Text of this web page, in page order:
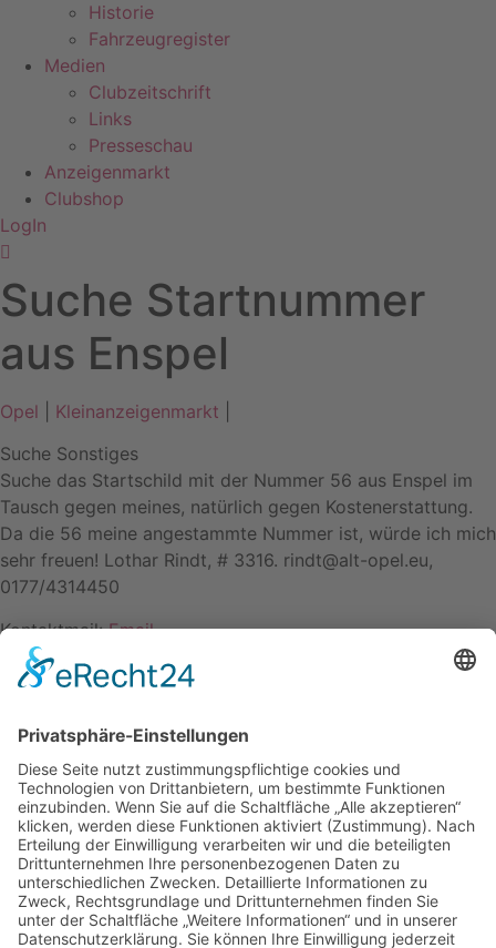
Historie
Fahrzeugregister
Medien
Clubzeitschrift
Links
Presseschau
Anzeigenmarkt
Clubshop
LogIn
Suche Startnummer
aus Enspel
Opel Kleinanzeigenmarkt
Suche Sonstiges
Suche das Startschild mit der Nummer 56 aus Enspel im
Tausch gegen meines, natürlich gegen Kostenerstattung.
Da die 56 meine angestammte Nummer ist, würde ich mich
sehr freuen! Lothar Rindt, # 3316. rindt@alt-opel.eu,
0177/4314450
Kontaktmail:Email
Name: Lothar Rindt
Impressum
Datenschutzerklärung
Mitgliederbereich
Facebook
Instagram
Umsetzung:DOUBLE-A-DESIGN
Kontakt
Impressum
Datenschutzerklärung